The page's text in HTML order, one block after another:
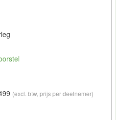
(excl. btw, prijs per deelnemer)